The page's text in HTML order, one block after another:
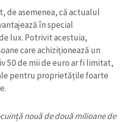
de asemenea, că actualul
în special
lux. Potrivit acestuia,
care achiziționează un
50 de mii de euro ar fi limitat,
pentru proprietățile foarte
nouă de două milioane de